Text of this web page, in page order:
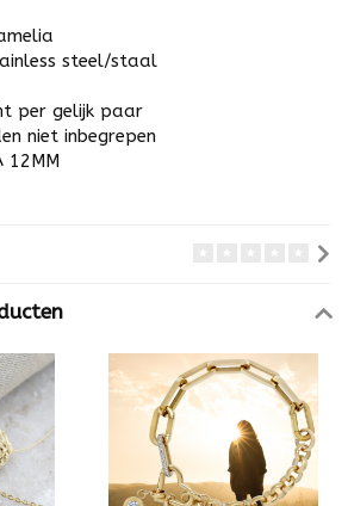
steel/staal
per gelijk paar
niet inbegrepen
12MM